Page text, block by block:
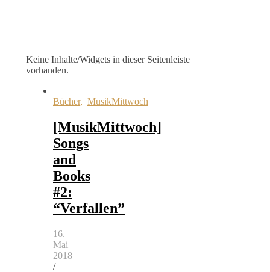
Keine Inhalte/Widgets in dieser Seitenleiste
vorhanden.
Bücher, MusikMittwoch
[MusikMittwoch]
Songs
and
Books
#2:
“Verfallen”
16.
Mai
2018
/